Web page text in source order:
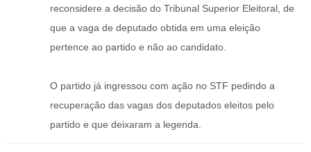
reconsidere a decisão do Tribunal Superior Eleitoral, de
que a vaga de deputado obtida em uma eleição
pertence ao partido e não ao candidato.
O partido já ingressou com ação no STF pedindo a
recuperação das vagas dos deputados eleitos pelo
partido e que deixaram a legenda.